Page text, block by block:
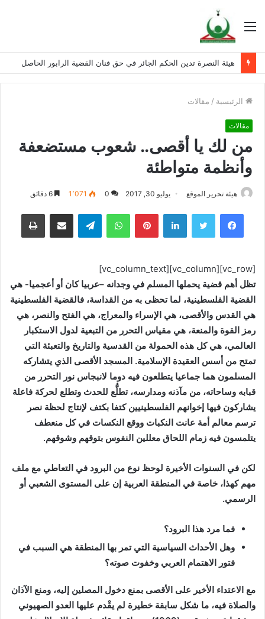
القائمة
هيئة النصرة تدين الحكم الجائر في حق فنان القضية الرابور الحاصل
الرئيسية / مقالات
مقالات
من لك يا أقصى.. شعوب مستضعفة
وأنظمة متواطئة
هيئة تحرير الموقع يوليو 30, 2017 0 1٬071
فيسبوك تويتر لينكدإن بينتيريستواتساب تيلقرام مشاركة عبر البريد طباعة
[vc_row][vc_column][vc_column_text]
تظل أهم قضية يحملها المسلم في وجدانه –عربيا كان أو أعجميا- هي
القضية الفلسطينية، لما تحظى به من القداسة، فالقضية الفلسطينية
هي القدس والأقصى، هي الإسراء والمعراج، هي الفتح والنصر، هي
رمز القوة والمنعة، هي مقياس التحرر من التبعية لدول الاستكبار
العالمي، هي كل هذه الحمولة من القدسية والتاريخ والتعبئة التي
تمتح من أسس العقيدة الإسلامية. المسجد الأقصى الذي يتشاركه
المسلمون هما جماعيا يتطلعون فيه دوما لانبجاس نور التحرر من
قبابه وساحاته، من مآذنه ومدارسه، تطلُّع للحدث وتطلع لحركة فاعلة
يشاركون فيها إخوانهم الفلسطينيين كتفا بكتف لإنتاج لحظة نصر
ترسم معالم أمة عانت النكبات ووقع النكسات في كل منعطف
يتلمسون فيه زمام اللحاق معللين النفوس بتوقهم وشوقهم.
لكن في السنوات الأخيرة لوحظ نوع من البرود في التعاطي مع ملف
مهم كهذا، خاصة في المنطقة العربية إن على المستوى الشعبي أو
الرسمي.
فما مرد هذا البرود؟
وهل الأحداث السياسية التي تمر بها المنطقة هي السبب في
فتور الاهتمام العربي وخفوت صوته؟
مع الاعتداء الأخير على الأقصى بمنع دخول المصلين إليه، ومنع الآذان
والصلاة فيه، ما شكل سابقة خطيرة لم يقْدم عليها العدو الصهيوني